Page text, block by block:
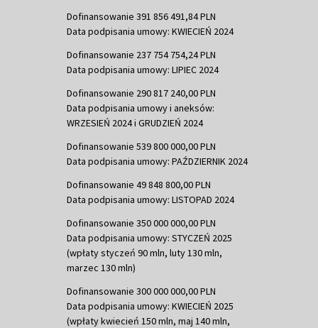
Dofinansowanie 391 856 491,84 PLN
Data podpisania umowy: KWIECIEŃ 2024
Dofinansowanie 237 754 754,24 PLN
Data podpisania umowy: LIPIEC 2024
Dofinansowanie 290 817 240,00 PLN
Data podpisania umowy i aneksów:
WRZESIEŃ 2024 i GRUDZIEŃ 2024
Dofinansowanie 539 800 000,00 PLN
Data podpisania umowy: PAŹDZIERNIK 2024
Dofinansowanie 49 848 800,00 PLN
Data podpisania umowy: LISTOPAD 2024
Dofinansowanie 350 000 000,00 PLN
Data podpisania umowy: STYCZEŃ 2025
(wpłaty styczeń 90 mln, luty 130 mln,
marzec 130 mln)
Dofinansowanie 300 000 000,00 PLN
Data podpisania umowy: KWIECIEŃ 2025
(wpłaty kwiecień 150 mln, maj 140 mln,